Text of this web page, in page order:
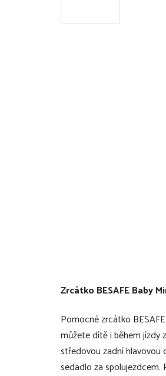
Zrcátko BESAFE Baby
Pomocné zrcátko
můžete dítě i během jízdy
středovou zadní hlavovou
sedadlo za spolujezdcem.